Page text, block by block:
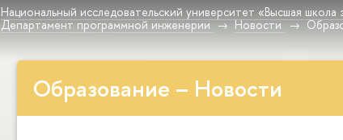
Национальный исследовательский университет «Высшая школа
Департамент программной инженерии
Новости
Образование – Новости